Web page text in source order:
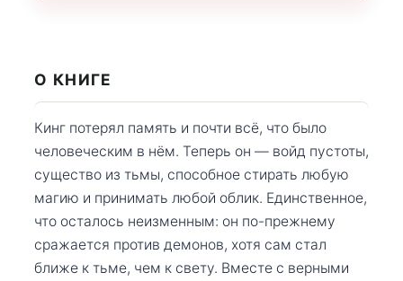
О КНИГЕ
Кинг потерял память и почти всё, что было
человеческим в нём. Теперь он — войд пустоты,
существо из тьмы, способное стирать любую
магию и принимать любой облик. Единственное,
что осталось неизменным: он по-прежнему
сражается против демонов, хотя сам стал
ближе к тьме, чем к свету. Вместе с верными